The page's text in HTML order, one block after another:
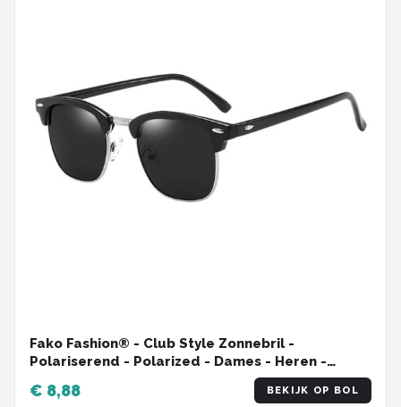
Fako Fashion® - Club Style Zonnebril -
Polariserend - Polarized - Dames - Heren -
€ 8,88 BEKIJK OP BOL